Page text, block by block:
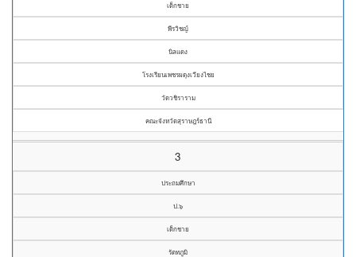
เด็กชาย
พีรวิชญ์
นิลแดง
โรงเรียนเพชรผดุงเวียงไชย
วัดวชิราราม
คณะจังหวัดสุราษฎร์ธานี
3
ประถมศึกษา
ป.๖
เด็กชาย
รัตทภูมิ